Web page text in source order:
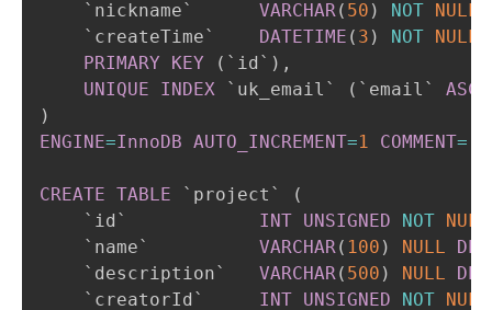
` nickname` VARCHAR ( 50 ) NOT NULL
` createTime` DATETIME ( 3 ) NOT NULL
PRIMARY
KEY ( ` id ` ) ,
UNIQUE
INDEX ` uk_email ` ( ` email ` ASC
)
ENGINE=InnoDB AUTO_INCREMENT=1 COMMENT=
CREATE TABLE ` project `
(
` id ` INT UNSIGNED NOT
NULL
` name` VARCHAR ( 100 ) NULL
` description` VARCHAR ( 500 ) NULL
` creatorId ` INT UNSIGNED NOT
NULL